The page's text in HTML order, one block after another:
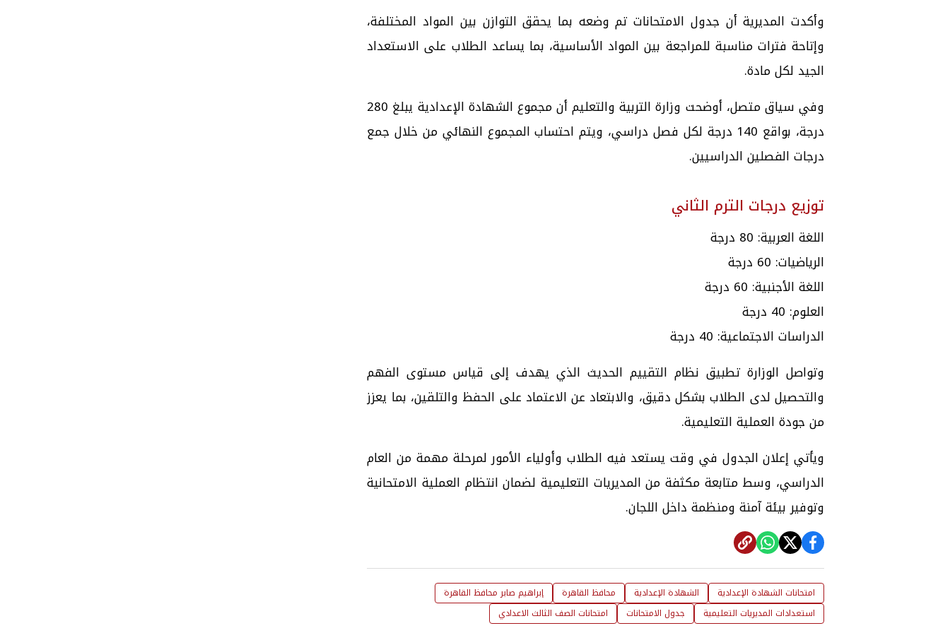
وأكدت المديريةأن جدول الامتحانات تم وضعه بما يحقق التوازن بين المواد المختلفة،
وإتاحة فترات مناسبة للمراجعة بين المواد الأساسية، بما يساعد الطلاب على الاستعداد
الجيد لكل مادة.
وفي سياق متصل، أوضحت وزارة التربية والتعليم أن مجموع الشهادة الإعدادية يبلغ 280
درجة، بواقع 140 درجة لكل فصل دراسي، ويتم احتساب المجموع النهائي من خلال جمع
درجات الفصلين الدراسيين.
توزيع درجات الترم الثاني
اللغة العربية: 80 درجة
الرياضيات: 60 درجة
اللغة الأجنبية: 60 درجة
العلوم: 40 درجة
الدراسات الاجتماعية: 40 درجة
وتواصل الوزارة تطبيق نظام التقييم الحديث الذي يهدف إلى قياس مستوى الفهم
والتحصيل لدى الطلاب بشكل دقيق، والابتعاد عن الاعتماد على الحفظ والتلقين، بما يعزز
من جودة العملية التعليمية.
ويأتي إعلان الجدول في وقت يستعد فيه الطلاب وأولياء الأمور لمرحلة مهمة من العام
الدراسي، وسط متابعة مكثفة من المديريات التعليمية لضمان انتظام العملية الامتحانية
وتوفير بيئة آمنة ومنظمة داخل اللجان.
امتحانات الشهادة الإعدادية الشهادة الإعدادية محافظ القاهرة
إبراهيم صابر محافظ القاهرة
استعدادات المديريات التعليمية
جدول الامتحانات امتحانات الصف الثالث الاعدادي